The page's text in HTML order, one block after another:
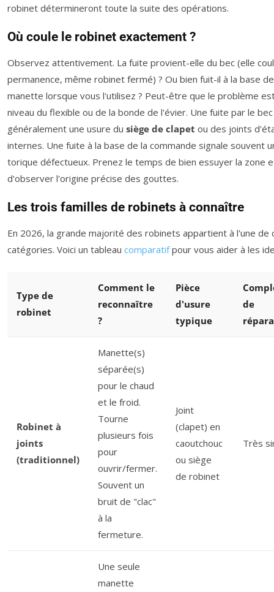
robinet détermineront toute la suite des opérations.
Où coule le robinet exactement ?
Observez attentivement. La fuite provient-elle du bec (elle
permanence, même robinet fermé) ? Ou bien fuit-il à la base
manette lorsque vous l'utilisez ? Peut-être que le problème
niveau du flexible ou de la bonde de l'évier. Une fuite par le
généralement une usure du siège de clapet ou des joints
internes. Une fuite à la base de la commande signale souvent
torique défectueux. Prenez le temps de bien essuyer la zone
d'observer l'origine précise des gouttes.
Les trois familles de robinets à connaître
En 2026, la grande majorité des robinets appartient à l'une de
catégories. Voici un tableau comparatifpour vous aider à les
Type de
robinet
Comment le
reconnaître
?
Pièce
d'usure
typique
de
Robinet à
joints
(traditionnel)
Manette(s)
séparée(s)
pour le chaud
et le froid.
Tourne
plusieurs fois
pour
ouvrir/fermer.
Souvent un
bruit de "clac"
à la
fermeture.
Joint
(clapet) en
caoutchouc
ou siège
de robinet
Très
Une seule
manette